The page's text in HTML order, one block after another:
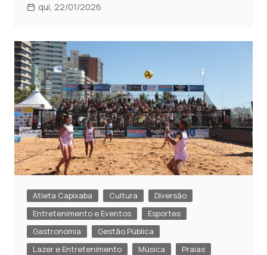
qui, 22/01/2026
Atleta Capixaba Cultura
Diversão
Entretenimento e Eventos
Esportes
Gastronomia
Gestão Pública
Lazer e Entretenimento
Música
Praias